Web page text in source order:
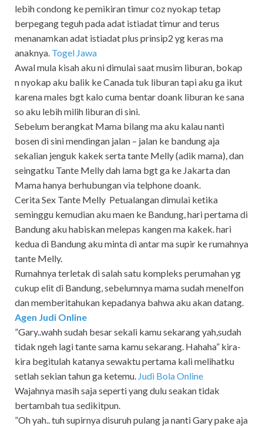
lebih condong ke pemikiran timur coz nyokap tetap
berpegang teguh pada adat istiadat timur and terus
menanamkan adat istiadat plus prinsip2 yg keras ma
anaknya. Togel Jawa
Awal mula kisah aku ni dimulai saat musim liburan, bokap
n nyokap aku balik ke Canada tuk liburan tapi aku ga ikut
karena males bgt kalo cuma bentar doank liburan ke sana
so aku lebih milih liburan di sini.
Sebelum berangkat Mama bilang ma aku kalau nanti
bosen di sini mendingan jalan – jalan ke bandung aja
sekalian jenguk kakek serta tante Melly (adik mama), dan
seingatku Tante Melly dah lama bgt ga ke Jakarta dan
Mama hanya berhubungan via telphone doank.
Cerita Sex Tante Melly Petualangan dimulai ketika
seminggu kemudian aku maen ke Bandung, hari pertama di
Bandung aku habiskan melepas kangen ma kakek. hari
kedua di Bandung aku minta di antar ma supir ke rumahnya
tante Melly.
Rumahnya terletak di salah satu kompleks perumahan yg
cukup elit di Bandung, sebelumnya mama sudah menelfon
dan memberitahukan kepadanya bahwa aku akan datang.
Agen Judi Online
”Gary..wahh sudah besar sekali kamu sekarang yah,sudah
tidak ngeh lagi tante sama kamu sekarang. Hahaha” kira-
kira begitulah katanya sewaktu pertama kali melihatku
setlah sekian tahun ga ketemu. Judi Bola Online
Wajahnya masih saja seperti yang dulu seakan tidak
bertambah tua sedikitpun.
”Oh yah.. tuh supirnya disuruh pulang ja nanti Gary pake aja